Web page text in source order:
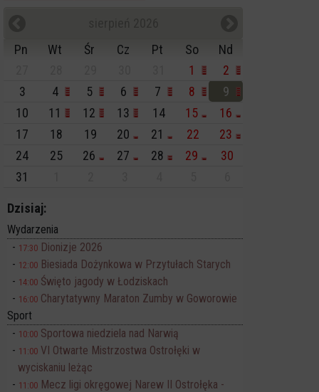
Pn
Wt Śr Cz Pt So
Nd
1
2
3
4 5 6 7 8
9
10
11 12 13 14 15
16
17
18 19 20 21 22
23
24
25 26 27 28 29
30
31
Dzisiaj:
Wydarzenia
17:30 Dionizje 2026
12:00 Biesiada Dożynkowa w Przytułach Starych
14:00 Święto jagody w Łodziskach
16:00 Charytatywny Maraton Zumby w Goworowie
Sport
10:00 Sportowa niedziela nad Narwią
11:00 VI Otwarte Mistrzostwa Ostrołęki w
wyciskaniu leżąc
11:00 Mecz ligi okręgowej Narew II Ostrołęka -